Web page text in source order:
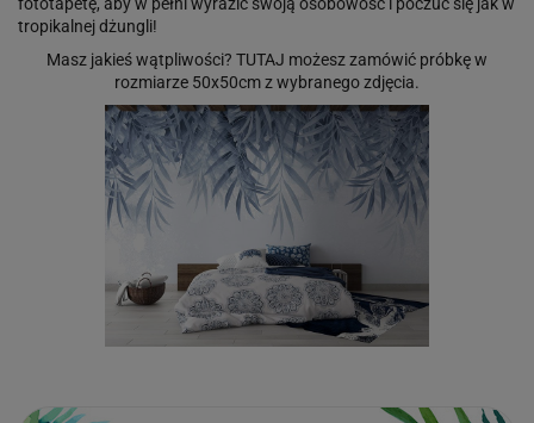
tropikalnej dżungli!
Masz jakieś wątpliwości? TUTAJ możesz zamówić próbkę w
rozmiarze 50x50cm z wybranego zdjęcia.